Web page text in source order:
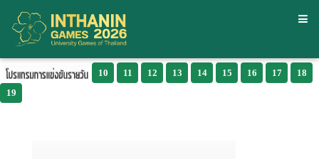
10 11 12 13 14 15 16 17
18
19